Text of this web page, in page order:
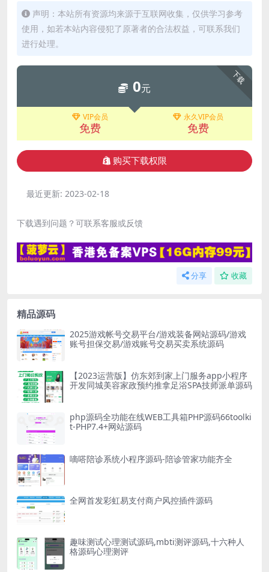
声明：本站所有资源均来源于互联网收集，仅供学习参考
使用，如若本站内容侵犯了原著者的合法权益，可联系我们
进行处理。
下载
0元
VIP会员
免费
永久VIP会员
免费
购买下载权限
最近更新: 2023-02-18
下载遇到问题？可联系客服或反馈
分享 收藏
精品源码
2025游戏帐号交易平台/游戏装备网站源码/游戏
账号担保交易/游戏账号交易买卖系统源码
【2023运营版】仿东郊到家上门服务app小程序
开发同城美容家政预约推拿足浴SPA技师派单源码
php源码全功能在线WEB工具箱PHP源码66toolki
t-PHP7.4+网站源码
嘀嗒陪诊系统小程序源码-陪诊管家功能齐全
全网首发彩虹易支付商户风控插件源码
趣味测试心理测试源码,mbti测评源码,十六种人
格源码心理测评